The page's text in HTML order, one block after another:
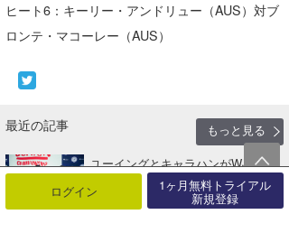
ヒート6：キーリー・アンドリュー（AUS）対ブ
ロンテ・マコーレー（AUS）
最近の記事
もっと見る
ユーイングとキャラハンがWJC優
勝。マヒナ3年連続決勝進出。川合
美乃･･･
01月11日
ログイン 1ヶ月無料トライアル
新規登録